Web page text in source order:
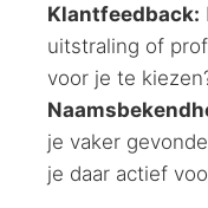
Klantfeedback:
uitstraling of
voor je te
je vaker
je daar actief